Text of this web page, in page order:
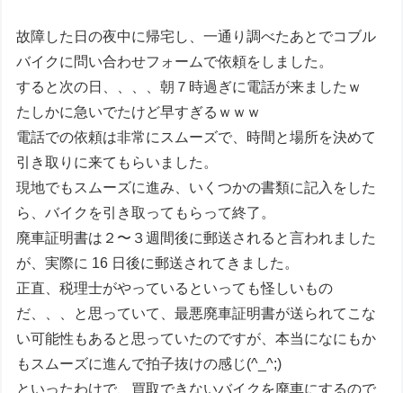
故障した日の夜中に帰宅し、一通り調べたあとでコブル
バイクに問い合わせフォームで依頼をしました。
すると次の日、、、、朝７時過ぎに電話が来ましたｗ
たしかに急いでたけど早すぎるｗｗｗ
電話での依頼は非常にスムーズで、時間と場所を決めて
引き取りに来てもらいました。
現地でもスムーズに進み、いくつかの書類に記入をした
ら、バイクを引き取ってもらって終了。
廃車証明書は２〜３週間後に郵送されると言われました
が、実際に 16 日後に郵送されてきました。
正直、税理士がやっているといっても怪しいもの
だ、、、と思っていて、最悪廃車証明書が送られてこな
い可能性もあると思っていたのですが、本当になにもか
もスムーズに進んで拍子抜けの感じ(^_^;)
といったわけで、買取できないバイクを廃車にするので